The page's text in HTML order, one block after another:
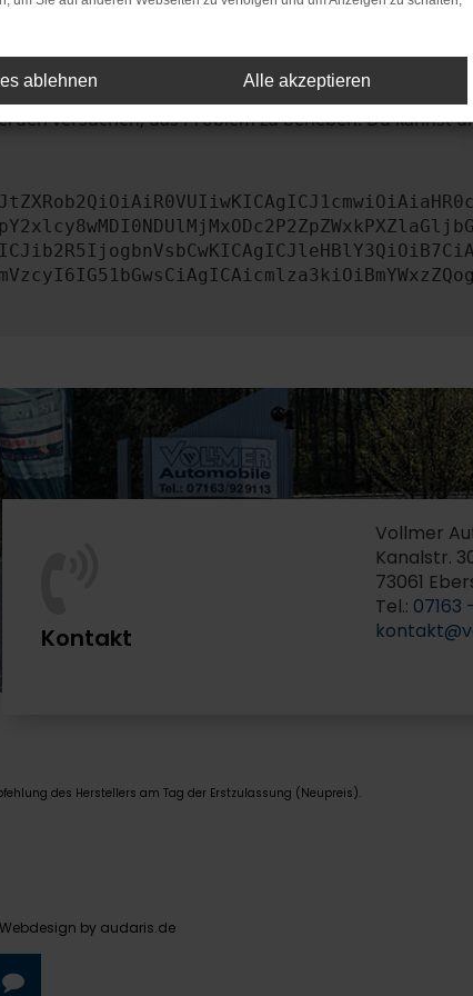
sind.
dass bestimmte Funktionen nicht mehr
versuchen, das Problem zu beheben. Du kannst
Kontakt
Vollmer
Kanalstr.
73061
Tel.: 07163
des Herstellers am Tag der Erstzulassung (Neupreis).
Webdesign by audaris.de
ablehnen Alle akzeptieren